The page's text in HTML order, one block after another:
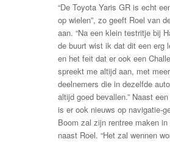
“De Toyota Yaris GR is echt
op wielen”, zo geeft Roel van
aan. “Na een klein testritje bij
de buurt wist ik dat dit een erg
en het feit dat er ook een
spreekt me altijd aan, met
deelnemers die in dezelfde
altijd goed bevallen.” Naast
is er ook nieuws op navigatie-
Boom zal zijn rentree maken
naast Roel. “Het zal wennen